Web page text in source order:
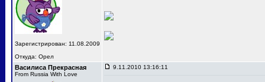
Зарегистрирован: 11.08.2009
Откуда: Орел
Василиса Прекрасная
From Russia With Love
9.11.2010 13:16:11